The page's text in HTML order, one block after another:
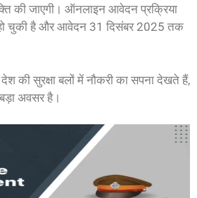
की जाएगी। ऑनलाइन आवेदन प्रक्रिया
चुकी है और आवेदन 31 दिसंबर 2025 तक
की सुरक्षा बलों में नौकरी का सपना देखते हैं,
अवसर है।